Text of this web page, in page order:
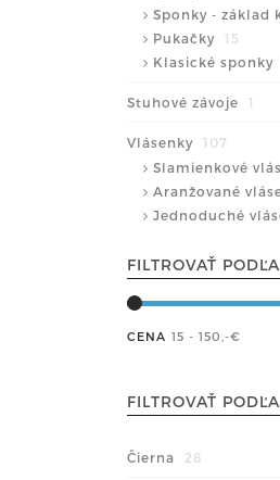
Sponky - základ
Pukačky
15
Klasické sponky
Stuhové závoje 1
Vlásenky
107
Slamienkové
Aranžované
Jednoduché
FILTROVAŤ
CENA 15 - 150 ,-€
FILTROVAŤ
Čierna 28